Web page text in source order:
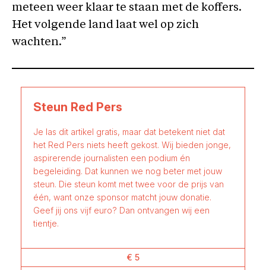
meteen weer klaar te staan met de koffers.
Het volgende land laat wel op zich
wachten.”
Steun Red Pers
Je las dit artikel gratis, maar dat betekent niet dat
het Red Pers niets heeft gekost. Wij bieden jonge,
aspirerende journalisten een podium én
begeleiding. Dat kunnen we nog beter met jouw
steun. Die steun komt met twee voor de prijs van
één, want onze sponsor matcht jouw donatie.
Geef jij ons vijf euro? Dan ontvangen wij een
tientje.
€ 5